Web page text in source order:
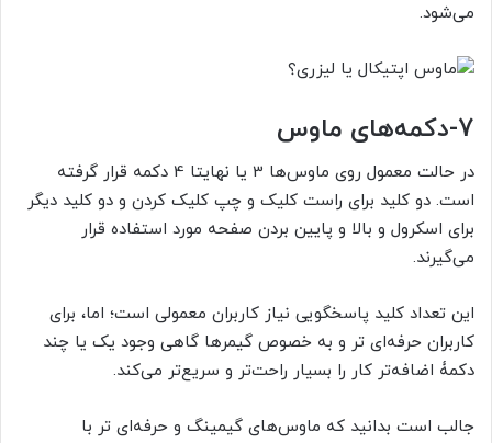
می‌شود.
7- دکمه‌های ماوس
در حالت معمول روی ماوس‌ها 3 یا نهایتا 4 دکمه قرار گرفته
است. دو کلید برای راست کلیک و چپ کلیک کردن و دو کلید دیگر
برای اسکرول و بالا و پایین بردن صفحه مورد استفاده قرار
می‌گیرند.
این تعداد کلید پاسخگویی نیاز کاربران معمولی است؛ اما، برای
کاربران حرفه‌ای تر و به خصوص گیمرها گاهی وجود یک یا چند
دکمۀ اضافه‌تر کار را بسیار راحت‌تر و سریع‌تر می‌کند.
جالب است بدانید که ماوس‌های گیمینگ و حرفه‌ای تر با